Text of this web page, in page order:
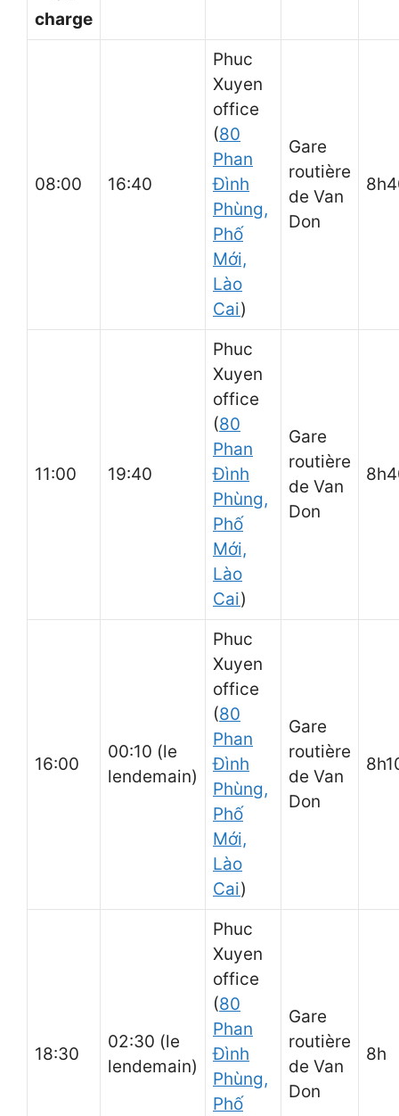
charge
08:00 16:40
Phuc
Xuyen
office
(80
Phan
Đình
Phùng,
Phố
Mới,
Lào
Cai)
Gare
routière
de Van
Don
11:00 19:40
Phuc
Xuyen
office
(80
Phan
Đình
Phùng,
Phố
Mới,
Lào
Cai)
Gare
routière
de Van
Don
16:00
00:10 (le
lendemain)
Phuc
Xuyen
office
(80
Phan
Đình
Phùng,
Phố
Mới,
Lào
Cai)
Gare
routière
de Van
Don
18:30
02:30 (le
lendemain)
Phuc
Xuyen
office
(80
Phan
Đình
Phùng,
Phố
Gare
routière
de Van
Don
8h